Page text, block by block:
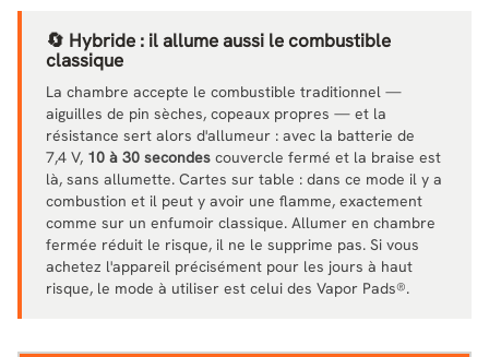
🔄 Hybride : il allume aussi le combustible
classique
La chambre accepte le combustible traditionnel —
aiguilles de pin sèches, copeaux propres — et la
résistance sert alors d'allumeur : avec la batterie de
7,4 V, 10 à 30 secondes couvercle fermé et la braise est
là, sans allumette. Cartes sur table : dans ce mode il y a
combustion et il peut y avoir une flamme, exactement
comme sur un enfumoir classique. Allumer en chambre
fermée réduit le risque, il ne le supprime pas. Si vous
achetez l'appareil précisément pour les jours à haut
risque, le mode à utiliser est celui des Vapor Pads®.